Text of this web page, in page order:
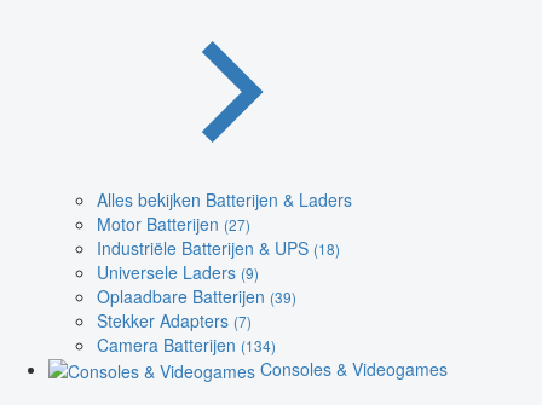
Alles bekijken Batterijen & Laders
Motor Batterijen (27)
Industriële Batterijen & UPS (18)
Universele Laders (9)
Oplaadbare Batterijen (39)
Stekker Adapters (7)
Camera Batterijen (134)
Consoles & Videogames